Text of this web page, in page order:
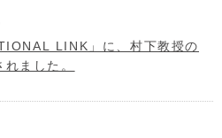
LINK」に、村下教授の
ました。